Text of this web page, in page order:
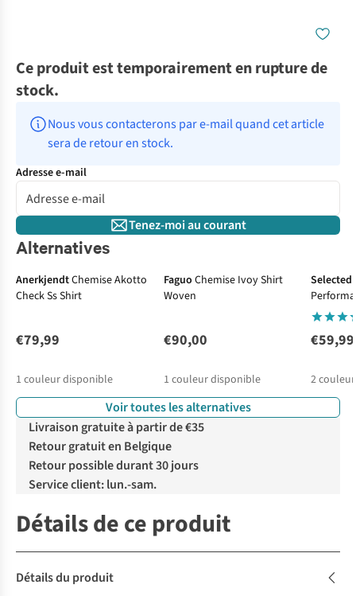
Ce produit est temporairement en rupture de
stock.
Nous vous contacterons par e-mail quand cet article
sera de retour en stock.
Adresse e-mail
Tenez-moi au courant
Alternatives
AnerkjendtChemise Akotto
Check Ss Shirt
€79,99
1 couleur disponible
Faguo Chemise Ivoy Shirt
Woven
€90,00
1 couleur disponible
Selected
€59,99
2
Voir toutes les alternatives
Livraison gratuite à partir de €35
Retour gratuit en Belgique
Retour possible durant 30 jours
Service client: lun.-sam.
Détails de ce produit
Détails du produit